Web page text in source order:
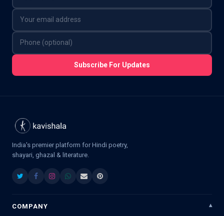
Subscribe For Updates
India's premier platform for Hindi poetry,
shayari, ghazal & literature.
COMPANY